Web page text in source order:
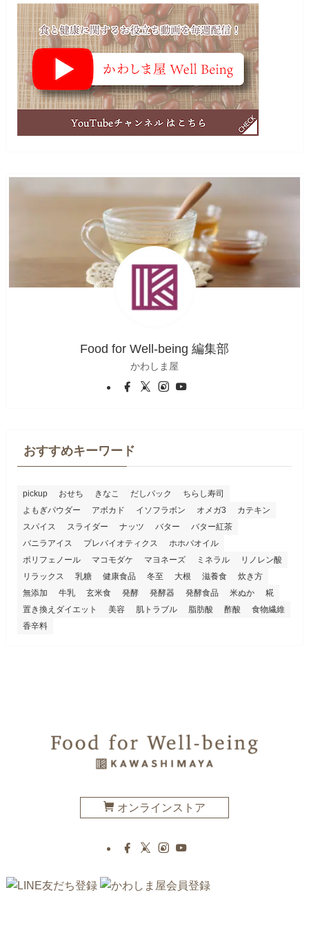
Food for Well-being 編集部
かわしま屋
おすすめキーワード
pickup おせち きなこ だしパック
ちらし寿司
よもぎパウダー
アボカド イソフラボン オメガ3
カテキン
スパイス
スライダー ナッツ バター
バター紅茶
バニラアイス
プレバイオティクス
ホホバオイル
ポリフェノール
マコモダケ マヨネーズ ミネラル
リノレン酸
リラックス
乳糖 健康食品 冬至 大根 滋養食
炊き方
無添加
牛乳 玄米食 発酵 発酵器 発酵食品 米ぬか
糀
置き換えダイエット
美容 肌トラブル 脂肪酸 酢酸
食物繊維
香辛料
オンラインストア